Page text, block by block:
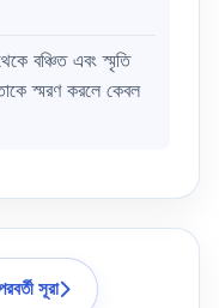
বঞ্চিত এবং স্মৃতি
স্মরণ করলে কেবল
সূরা